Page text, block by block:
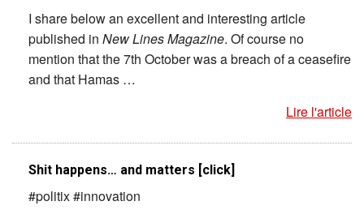
I share below an excellent and interesting article
published in New Lines Magazine. Of course no
mention that the 7th October was a breach of a ceasefire
and that Hamas …
Lire l'article
Shit happens… and matters [click]
#politix #innovation